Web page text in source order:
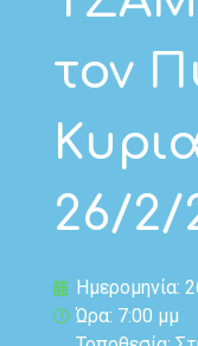
τον
26/2/
Ημερομηνία:
Ώρα: 7:00 μμ